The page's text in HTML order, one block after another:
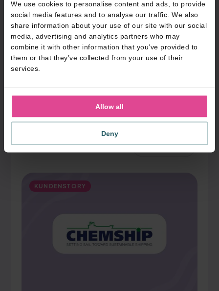
We use cookies to personalise content and ads, to provide
social media features and to analyse our traffic. We also
share information about your use of our site with our social
media, advertising and analytics partners who may
combine it with other information that you’ve provided to
them or that they’ve collected from your use of their
services.
Allow all
Deny
dagelijks leven verweven is geraakt en hoe het op
meerdere vlakken ons leven makkelijker heeft
gemaakt.
Je eigen NFC visitekaartje?
Versand innerhalb von 2 Tagen
Direct bestellen
Andere artikel Alle anzeigen
KUNDENSTORY